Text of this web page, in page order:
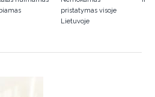
pristatymas visoje
Lietuvoje